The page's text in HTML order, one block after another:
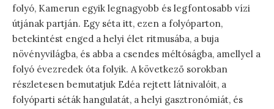
folyó, Kamerun egyik legnagyobb és legfontosabb vízi
útjának partján. Egy séta itt, ezen a folyóparton,
betekintést enged a helyi élet ritmusába, a buja
növényvilágba, és abba a csendes méltóságba, amellyel a
folyó évezredek óta folyik. A következő sorokban
részletesen bemutatjuk Edéa rejtett látnivalóit, a
folyóparti séták hangulatát, a helyi gasztronómiát, és